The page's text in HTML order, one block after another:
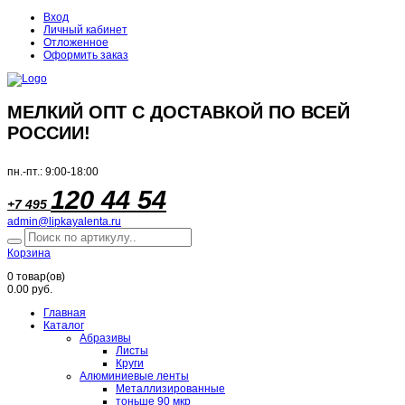
Вход
Личный кабинет
Отложенное
Оформить заказ
МЕЛКИЙ ОПТ С ДОСТАВКОЙ ПО ВСЕЙ
РОССИИ!
пн.-пт.: 9:00-18:00
+7 495 120 44 54
admin@lipkayalenta.ru
Корзина
0 товар(ов)
0.00 руб.
Главная
Каталог
Абразивы
Листы
Круги
Алюминиевые ленты
Металлизированные
тоньше 90 мкр